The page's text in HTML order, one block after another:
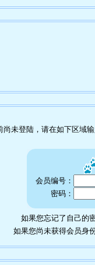
尚未登陆，请在如下区域
会员编号：
密码：
如果您忘记了自己的
如果您尚未获得会员身